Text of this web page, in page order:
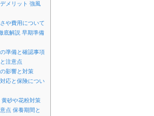
メリット 強風
や費用について
底解説 早期準備
準備と確認事項
注意点
影響と対策
応と保険につい
砂や花粉対策
点 保養期間と